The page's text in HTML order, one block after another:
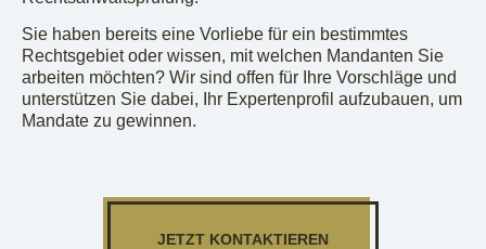
Sie haben bereits eine Vorliebe für ein bestimmtes
Rechtsgebiet oder wissen, mit welchen Mandanten Sie
arbeiten möchten? Wir sind offen für Ihre Vorschläge und
unterstützen Sie dabei, Ihr Expertenprofil aufzubauen, um
Mandate zu gewinnen.
JETZT KONTAKTIEREN